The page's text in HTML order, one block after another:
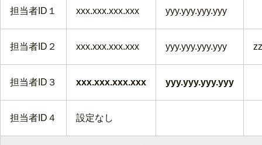
担当者ID１ xxx.xxx.xxx.xxx yyy.yyy.yyy.yyy
担当者ID２ xxx.xxx.xxx.xxx yyy.yyy.yyy.yyy
担当者ID３ xxx.xxx.xxx.xxx yyy.yyy.yyy.yyy
担当者ID４ 設定なし